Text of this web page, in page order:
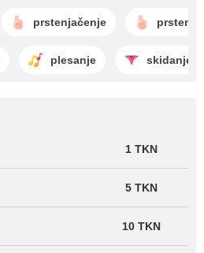
prstenjačenje
plesanje skidanje
1 TKN
5 TKN
10 TKN